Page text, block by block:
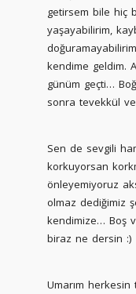
getirsem bile hiç
yaşayabilirim,
kendime geldim.
günüm geçti…
sonra tevekkül
Sen de sevgili
korkuyorsan
önleyemiyoruz
olmaz dediğimiz
kendimize… Boş
biraz ne dersin :)
Umarım